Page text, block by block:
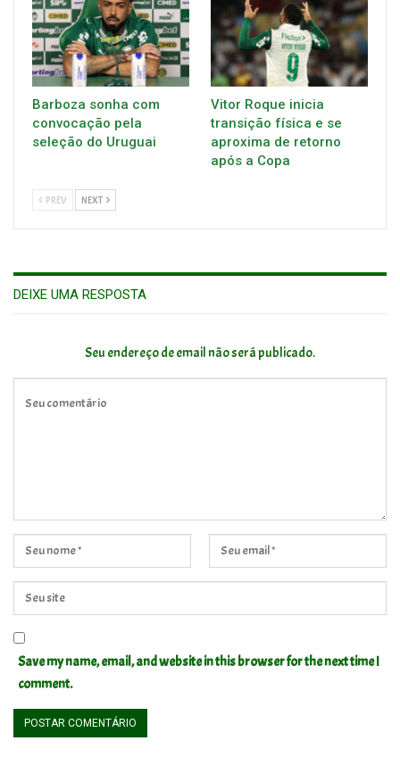
Barboza sonha com
convocação pela
seleção do Uruguai
Vitor Roque inicia
transição física e se
aproxima de retorno
após a Copa
PREV NEXT
DEIXE UMA RESPOSTA
Seu endereço de email não será publicado.
Save my name, email, and website in this browser for the next time I
comment.